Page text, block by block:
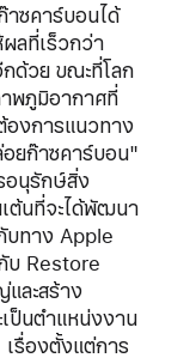
าซคาร์บอนได้
ลที่เร็วกว่า
ด้วย ขณะที่โลก
พภูมิอากาศที่
องการแนวทาง
ยก๊าซคาร์บอน"
อนุรักษ์สิ่ง
ต้นที่จะได้พัฒนา
ทาง Apple
บ Restore
ละสร้าง
ป็นตำแหน่งงาน
รื่องตั้งแต่การ